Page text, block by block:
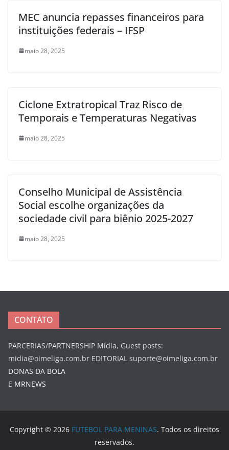
MEC anuncia repasses financeiros para
instituições federais – IFSP
maio 28, 2025
Ciclone Extratropical Traz Risco de
Temporais e Temperaturas Negativas
maio 28, 2025
Conselho Municipal de Assistência
Social escolhe organizações da
sociedade civil para biênio 2025-2027
maio 28, 2025
CONTATO
PARCERIAS/PARTNERSHIP Mídia, Guest posts:
midia@oimeliga.com.br EDITORIAL suporte@oimeliga.com.br
DONAS DA BOLA
E MRNEWS
Copyright © 2026 FUTEBOL PARA MENINAS. Todos os direitos
reservados.